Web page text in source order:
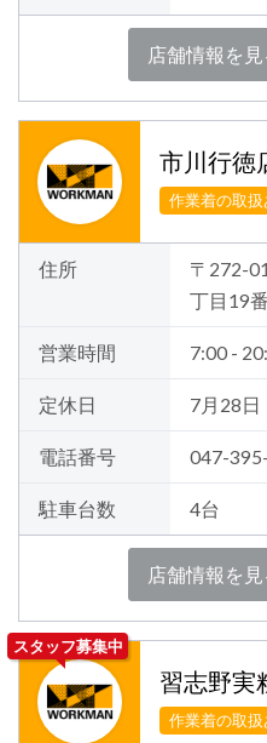
店舗情報を見
市川行徳
作業着の取扱
住所
〒272-
丁目19
営業時間 7:00 -
定休日 7月28日
電話番号 047-
駐車台数 4台
店舗情報を見
スタッフ募集中
習志野実
作業着の取扱